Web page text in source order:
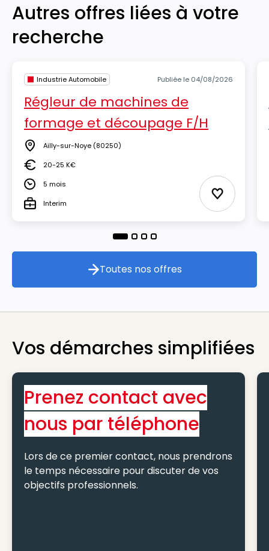
Autres offres liées à votre
recherche
Industrie Automobile Publiée le 04/08/2026
Régleur de machines de
formage et découpage F/H
Lieu Ailly-sur-Noye (80250)
Salaire20-25 K€
Durée5 mois
TypeInterim Ajouter
Toutes nos offres
Toutes nos offres
Vos démarches simplifiées
Prenez contact avec
nous par téléphone
Lors de ce premier contact, nous prendrons
le temps nécessaire pour discuter de vos
objectifs professionnels.